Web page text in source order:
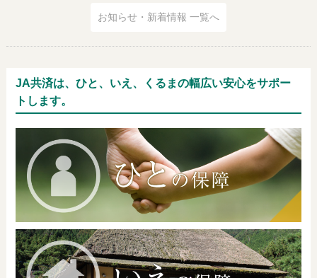
お知らせ・新着情報 一覧へ
JA共済は、ひと、いえ、くるまの幅広い安心をサポー
トします。